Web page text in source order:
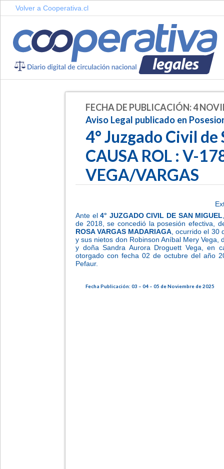
Volver a Cooperativa.cl
FECHA DE PUBLICACIÓN: 4
Aviso Legal publicado en
4° Juzgado Civil de
CAUSA ROL : V-
VEGA/VARGAS
Ante el4° JUZGADO CIVIL DE SAN MIGUEL
de 2018, se concedió la posesión efectiva,
ROSA VARGAS MADARIAGA , ocurrido el
y sus nietos don Robinson Aníbal Mery Vega,
y doña Sandra Aurora Droguett Vega, en
otorgado con fecha 02 de octubre del año
Pefaur.
Fecha Publicación: 03 – 04 – 05 de Noviembre de 2025